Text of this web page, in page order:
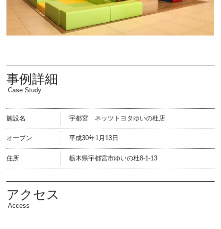
事例詳細
Case Study
施設名 宇都宮 ネッツトヨタゆいの杜店
オープン 平成30年1月13日
住所 栃木県宇都宮市ゆいの杜8-1-13
アクセス
Access